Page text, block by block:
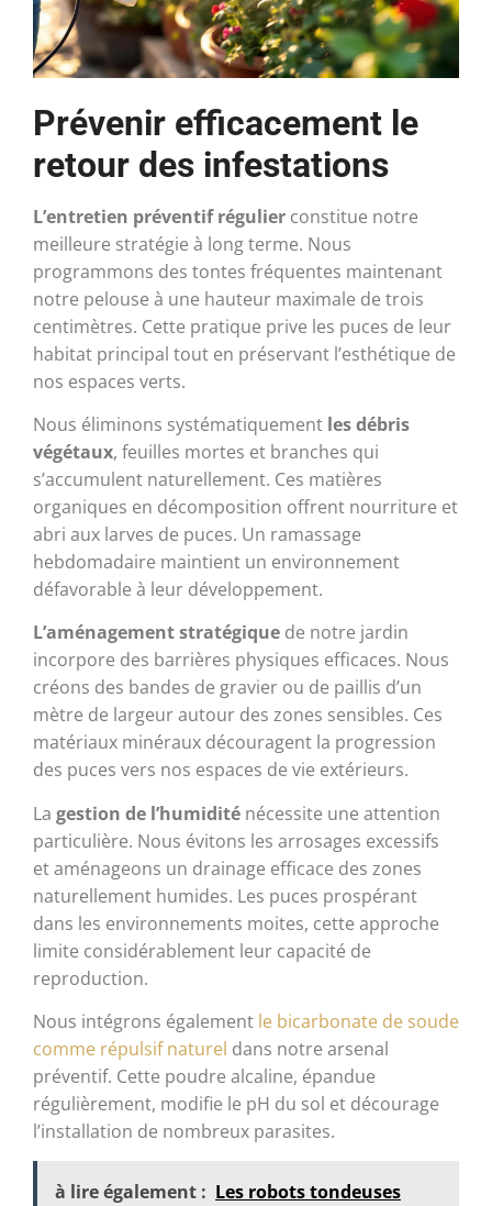
Prévenir efficacement le
retour des infestations
L’entretien préventif régulier constitue notre
meilleure stratégie à long terme. Nous
programmons des tontes fréquentes maintenant
notre pelouse à une hauteur maximale de trois
centimètres. Cette pratique prive les puces de leur
habitat principal tout en préservant l’esthétique de
nos espaces verts.
Nous éliminons systématiquement les débris
végétaux, feuilles mortes et branches qui
s’accumulent naturellement. Ces matières
organiques en décomposition offrent nourriture et
abri aux larves de puces. Un ramassage
hebdomadaire maintient un environnement
défavorable à leur développement.
L’aménagement stratégique de notre jardin
incorpore des barrières physiques efficaces. Nous
créons des bandes de gravier ou de paillis d’un
mètre de largeur autour des zones sensibles. Ces
matériaux minéraux découragent la progression
des puces vers nos espaces de vie extérieurs.
La gestion de l’humidité nécessite une attention
particulière. Nous évitons les arrosages excessifs
et aménageons un drainage efficace des zones
naturellement humides. Les puces prospérant
dans les environnements moites, cette approche
limite considérablement leur capacité de
reproduction.
Nous intégrons également le bicarbonate de soude
comme répulsif naturel dans notre arsenal
préventif. Cette poudre alcaline, épandue
régulièrement, modifie le pH du sol et décourage
l’installation de nombreux parasites.
à lire également : Les robots tondeuses